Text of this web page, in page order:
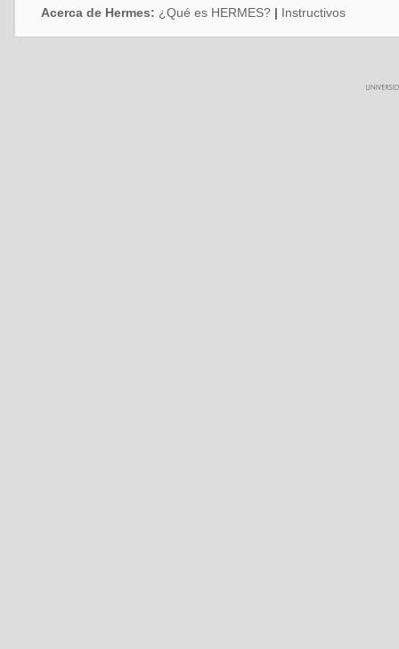
Acerca de Hermes: ¿Qué es HERMES? | Instructivos